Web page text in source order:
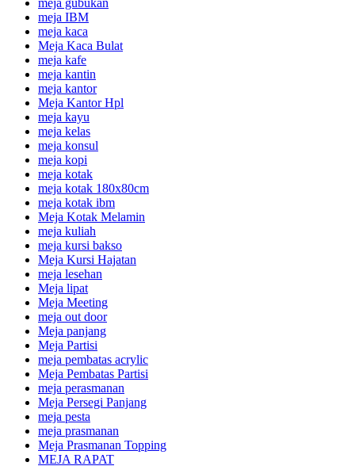
meja IBM
meja kaca
Meja Kaca Bulat
meja kafe
meja kantin
meja kantor
Meja Kantor Hpl
meja kayu
meja kelas
meja konsul
meja kopi
meja kotak
meja kotak 180x80cm
meja kotak ibm
Meja Kotak Melamin
meja kuliah
meja kursi bakso
Meja Kursi Hajatan
meja lesehan
Meja lipat
Meja Meeting
meja out door
Meja panjang
Meja Partisi
meja pembatas acrylic
Meja Pembatas Partisi
meja perasmanan
Meja Persegi Panjang
meja pesta
meja prasmanan
Meja Prasmanan Topping
MEJA RAPAT